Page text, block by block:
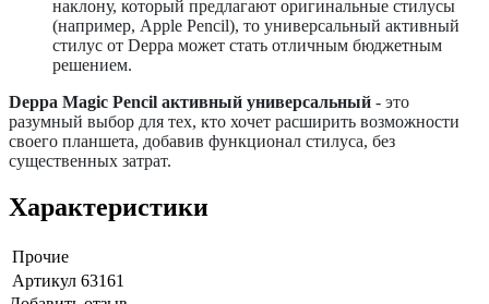
наклону, который предлагают оригинальные стилусы
(например, Apple Pencil), то универсальный активный
стилус от Deppa может стать отличным бюджетным
решением.
Deppa Magic Pencil активный универсальный - это
разумный выбор для тех, кто хочет расширить возможности
своего планшета, добавив функционал стилуса, без
существенных затрат.
Характеристики
Прочие
Артикул 63161